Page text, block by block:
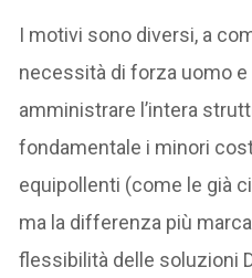
I motivi sono diversi, a
necessità di forza uomo
amministrare l’intera
fondamentale i minori
equipollenti (come le già
ma la differenza più
flessibilità delle soluzioni